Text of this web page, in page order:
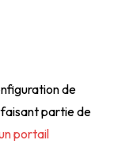
de
partie de
portail